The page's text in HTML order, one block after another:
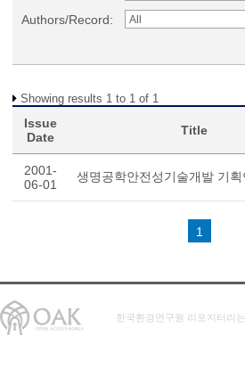
Authors/Record:
Showing results 1 to 1 of 1
Issue
Date
Title
2001-
06-01
생명공학안전성기술개발 기획
1
한국환경연구원 리포지터리